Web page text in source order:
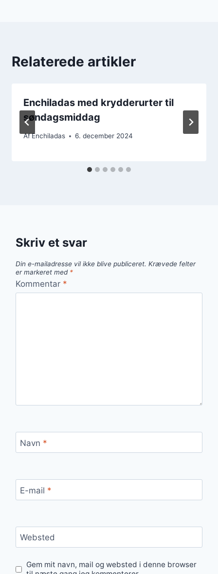
Relaterede artikler
Enchiladas med krydderurter til
søndagsmiddag
AfEnchiladas 6. december 2024
Skriv et svar
Din e-mailadresse vil ikke blive publiceret. Krævede felter
er markeret med *
Kommentar *
Navn *
E-mail *
Websted
Gem mit navn, mail og websted i denne browser